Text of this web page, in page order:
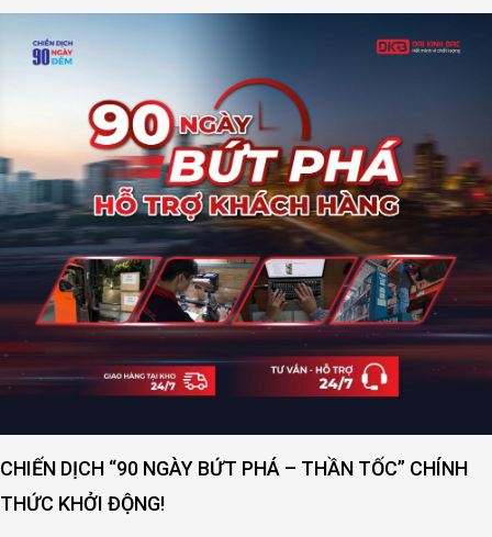
CHIẾN DỊCH “90 NGÀY BỨT PHÁ – THẦN TỐC” CHÍNH
THỨC KHỞI ĐỘNG!